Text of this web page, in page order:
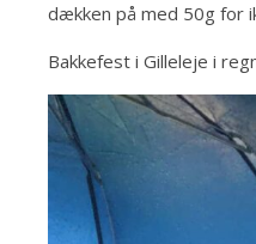
dækken på med 50g for
Bakkefest i Gilleleje i